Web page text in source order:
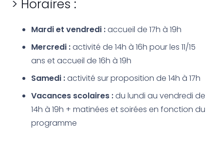
> Horaires :
Mardi et vendredi :accueil de 17h à 19h
Mercredi :activité de 14h à 16h pour les 11/15
ans et accueil de 16h à 19h
Samedi :activité sur proposition de 14h à 17h
Vacances scolaires :du lundi au vendredi de
14h à 19h + matinées et soirées en fonction du
programme